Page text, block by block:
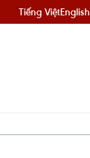
Tiếng ViệtEnglish